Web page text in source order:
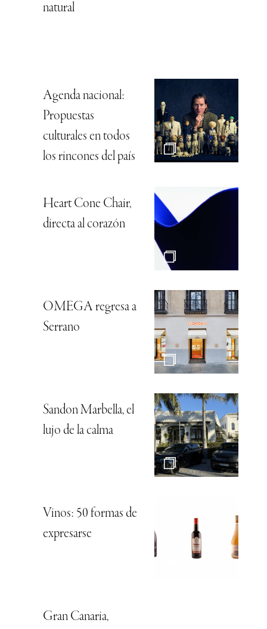
natural
Agenda nacional:
Propuestas
culturales en todos
los rincones del país
Heart Cone Chair,
directa al corazón
OMEGA regresa a
Serrano
Sandon Marbella, el
lujo de la calma
Vinos: 50 formas de
expresarse
Gran Canaria,